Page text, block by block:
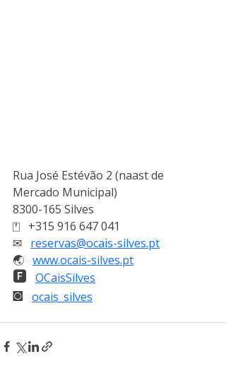
Rua José Estévão 2 (naast de
Mercado Municipal)
8300-165 Silves
⍞ +315 916 647 041
✉ reservas@ocais-silves.pt
🌏︎ www.ocais-silves.pt
🅵 OCaisSilves
◙ ocais_silves